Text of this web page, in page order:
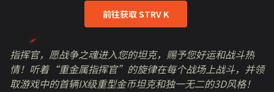
前往获取 STRV K
指挥官，愿战争之魂进入您的坦克，赐予您好运和战斗热
情！听着“重金属指挥官”的旋律在每个战场上战斗，并领
取游戏中的首辆IX级重型金币坦克和独一无二的3D风格！